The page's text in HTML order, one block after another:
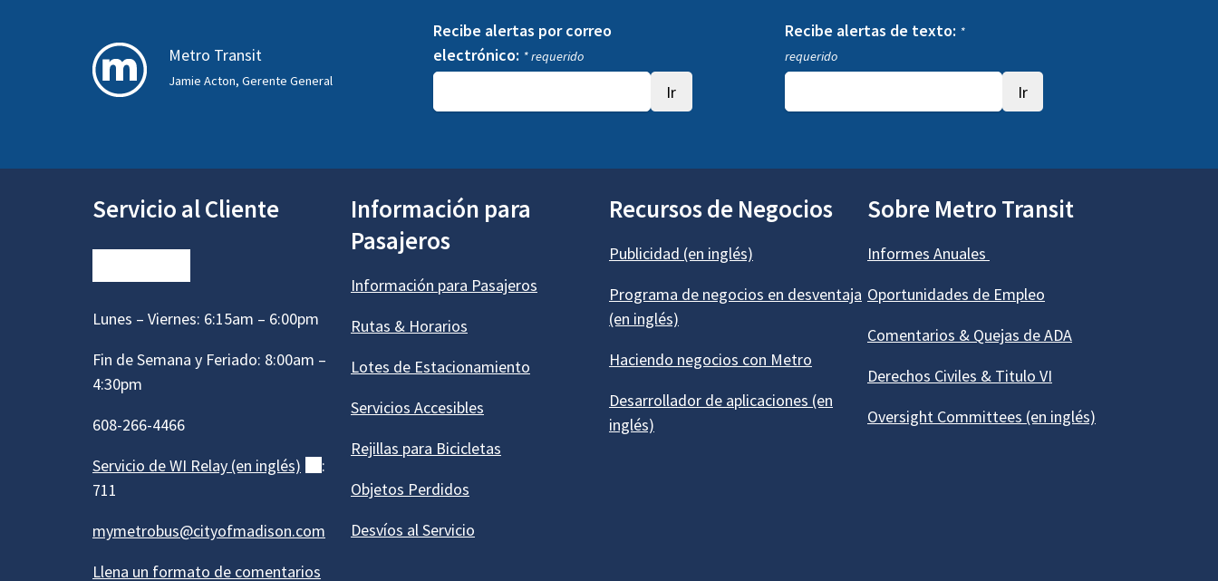
Metro Transit
Jamie Acton, Gerente General
Recibe alertas por correo
electrónico: * requerido
Recibe alertas de texto: *
requerido
Servicio al Cliente
Lunes – Viernes: 6:15am – 6:00pm
Fin de Semana y Feriado: 8:00am –
4:30pm
608-266-4466
Servicio de WI Relay (en inglés) (externo)
:
711
mymetrobus@cityofmadison.com
Llena un formato de comentarios
Información para
Pasajeros
Información para Pasajeros
Rutas & Horarios
Lotes de Estacionamiento
Servicios Accesibles
Rejillas para Bicicletas
Objetos Perdidos
Desvíos al Servicio
Recursos de Negocios
Publicidad (en inglés)
Programa de negocios en desventaja
(en inglés)
Haciendo negocios con Metro
Desarrollador de aplicaciones (en
inglés)
Sobre Metro Transit
Informes Anuales
Oportunidades de Empleo
Comentarios & Quejas de ADA
Derechos Civiles & Titulo VI
Oversight Committees (en inglés)